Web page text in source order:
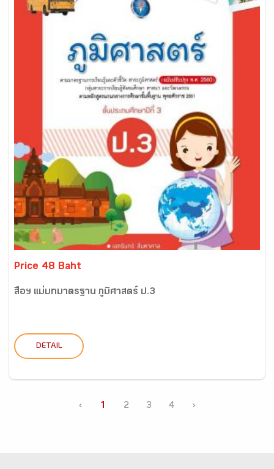
Price 48 Baht
สื่อฯ แม่บทมาตรฐาน ภูมิศาสตร์ ป.3
DETAIL
‹ 1 2 3 4 ›